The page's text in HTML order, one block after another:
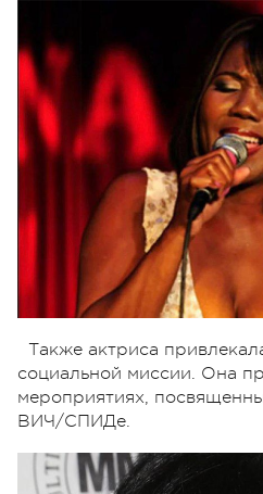
Также актриса
социальной миссии. Она
мероприятиях,
ВИЧ/СПИДе.